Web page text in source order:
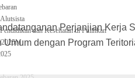
dan Kesehatan di Pulihkan
2025M
Perjanjian
dengan Program